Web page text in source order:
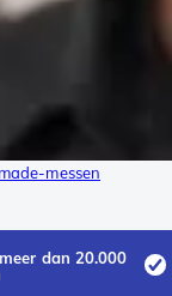
messen
dan 20.000